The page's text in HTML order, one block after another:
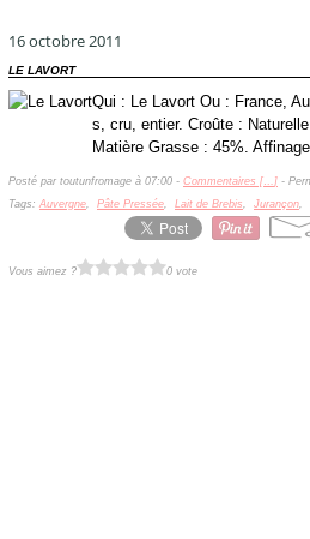
16 octobre 2011
LE LAVORT
Qui : Le Lavort Ou : France,
s, cru, entier. Croûte :
Matière Grasse : 45%.
Posté par toutunfromage à 07:00 - Commentaires […] -
Tags: Auvergne, Pâte Pressée, Lait de Brebis, Jurançon,
Vous aimez ? 0 vote